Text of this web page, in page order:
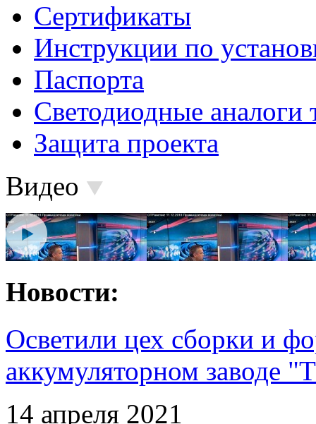
Сертификаты
Инструкции по
Паспорта
Светодиодные аналоги
Защита проекта
Видео
Новости:
Осветили цех сборки и
аккумуляторном заводе
14 апреля 2021